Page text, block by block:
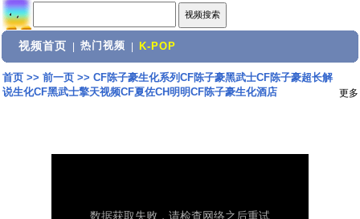
视频首页 热门视频 K-POP
首页>> 前一页>> CF陈子豪生化系列CF陈子豪黑武士CF陈子豪超长解
说生化CF黑武士擎天视频CF夏佐CH明明CF陈子豪生化酒店
更多